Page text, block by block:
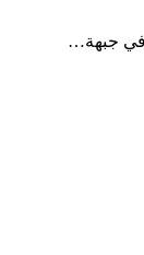
في جبهة…